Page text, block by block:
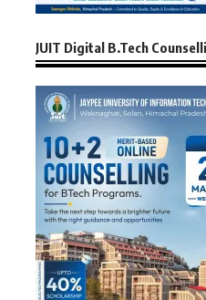
JUIT Digital B.Tech